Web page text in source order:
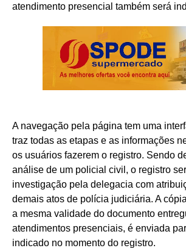
atendimento presencial também será
A navegação pela página tem uma
traz todas as etapas e as informações
os usuários fazerem o registro. Sendo
análise de um policial civil, o registro
investigação pela delegacia com
demais atos de polícia judiciária. A
a mesma validade do documento
atendimentos presenciais, é enviada
indicado no momento do registro.